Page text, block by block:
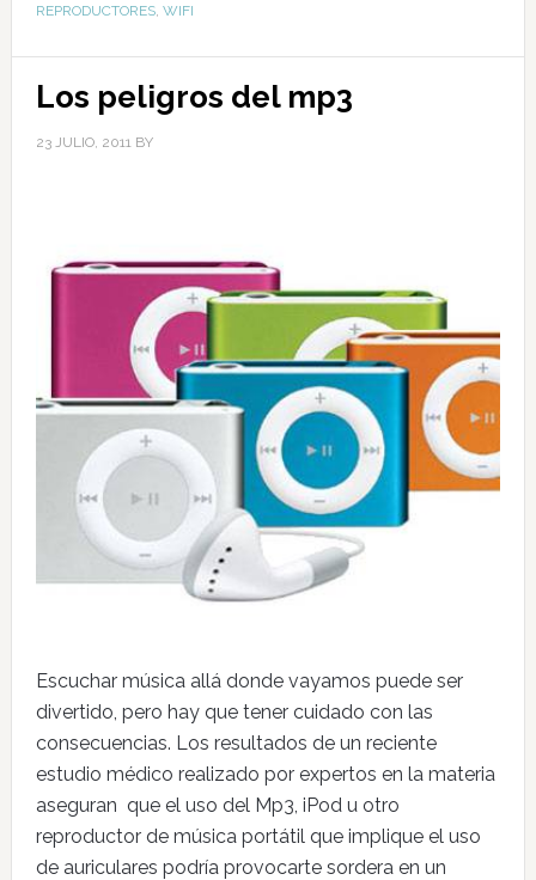
REPRODUCTORES, WIFI
Los peligros del mp3
23 JULIO, 2011BY
Escuchar música allá donde vayamos puede ser
divertido, pero hay que tener cuidado con las
consecuencias. Los resultados de un reciente
estudio médico realizado por expertos en la materia
aseguran que el uso del Mp3, iPod u otro
reproductor de música portátil que implique el uso
de auriculares podría provocarte sordera en un